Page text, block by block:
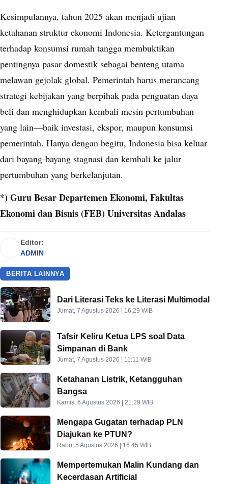
Kesimpulannya, tahun 2025 akan menjadi ujian
ketahanan struktur ekonomi Indonesia. Ketergantungan
terhadap konsumsi rumah tangga membuktikan
pentingnya pasar domestik sebagai benteng utama
melawan gejolak global. Pemerintah harus merancang
strategi kebijakan yang berpihak pada penguatan daya
beli dan menghidupkan kembali mesin pertumbuhan
yang lain—baik investasi, ekspor, maupun konsumsi
pemerintah. Hanya dengan begitu, Indonesia bisa keluar
dari bayang-bayang stagnasi dan kembali ke jalur
pertumbuhan yang berkelanjutan.
*) Guru Besar Departemen Ekonomi, Fakultas
Ekonomi dan Bisnis (FEB) Universitas Andalas
Editor:
ADMIN
BERITA LAINNYA
Dari Literasi Teks ke Literasi Multimodal
Jumat, 7 Agustus 2026 | 16:29 WIB
Tafsir Keliru Ketua LPS soal Data
Simpanan di Bank
Jumat, 7 Agustus 2026 | 11:11 WIB
Ketahanan Listrik, Ketangguhan
Bangsa
Kamis, 6 Agustus 2026 | 21:29 WIB
Mengapa Gugatan terhadap PLN
Diajukan ke PTUN?
Rabu, 5 Agustus 2026 | 16:45 WIB
Mempertemukan Malin Kundang dan
Kecerdasan Artificial